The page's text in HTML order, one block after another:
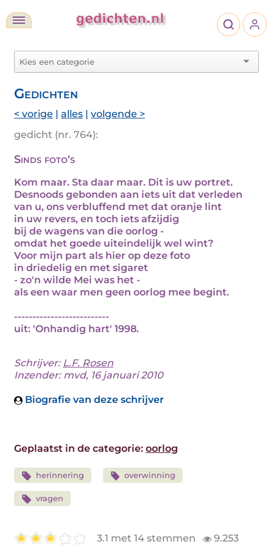
Gedichten
< vorige | alles | volgende >
gedicht (nr. 764):
Sinds foto's
Kom maar. Sta daar maar. Dit is uw portret.
Desnoods gebonden aan iets uit dat verleden
van u, ons verbluffend met dat oranje lint
in uw revers, en toch iets afzijdig
bij de wagens van die oorlog -
omdat het goede uiteindelijk wel wint?
Voor mijn part als hier op deze foto
in driedelig en met sigaret
- zo'n wilde Mei was het -
als een waar men geen oorlog mee begint.
--------------------------
uit: 'Onhandig hart' 1998.
Schrijver: L.F. Rosen
Inzender: mvd, 16 januari 2010
Biografie van deze schrijver
Geplaatst in de categorie: oorlog
herinnering overwinning
vragen
3.1 met 14 stemmen 9.253